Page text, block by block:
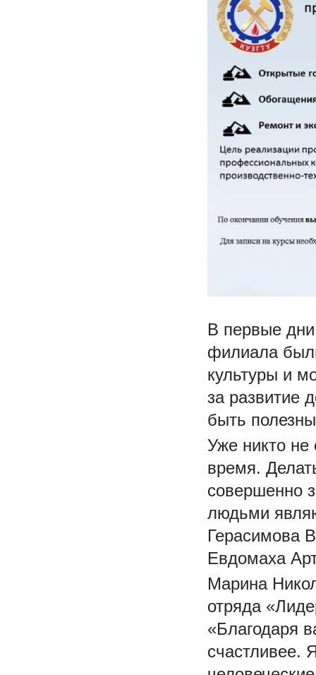
В первые
филиала
культуры и
за развитие
быть
Уже никто не
время.
совершенно
людьми
Герасимова
Евдомаха
Марина
отряда
«Благодаря
счастливее.